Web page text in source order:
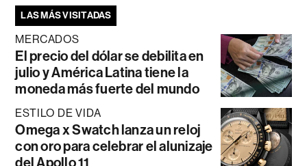
LAS MÁS VISITADAS
MERCADOS
El precio del dólar se debilita en
julio y América Latina tiene la
moneda más fuerte del mundo
ESTILO DE VIDA
Omega x Swatch lanza un reloj
con oro para celebrar el alunizaje
del Apollo 11